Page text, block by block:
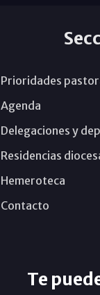
Prioridades
Agenda
Delegaciones y
Residencias
Hemeroteca
Contacto
Te